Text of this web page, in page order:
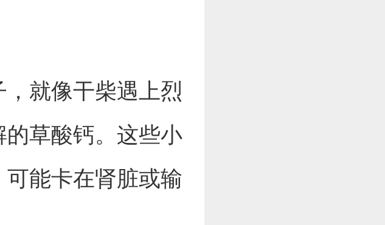
就像干柴遇上烈
草酸钙。这些小
能卡在肾脏或输